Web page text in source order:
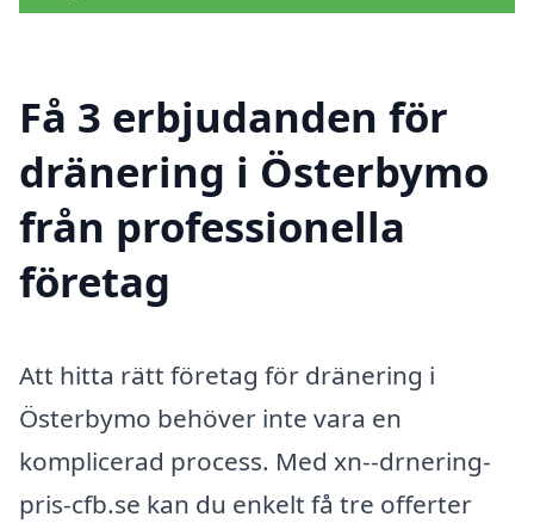
Få 3 erbjudanden för
dränering i Österbymo
från professionella
företag
Att hitta rätt företag för dränering i
Österbymo behöver inte vara en
komplicerad process. Med xn--drnering-
pris-cfb.se kan du enkelt få tre offerter